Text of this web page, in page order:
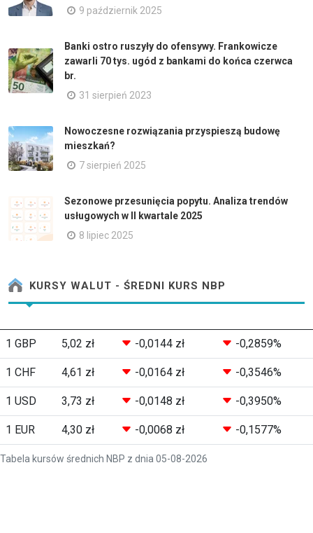
9 październik 2025
Banki ostro ruszyły do ofensywy. Frankowicze
zawarli 70 tys. ugód z bankami do końca czerwca
br.
31 sierpień 2023
Nowoczesne rozwiązania przyspieszą budowę
mieszkań?
7 sierpień 2025
Sezonowe przesunięcia popytu. Analiza trendów
usługowych w II kwartale 2025
8 lipiec 2025
KURSY WALUT - ŚREDNI KURS NBP
Tabela kursów średnich NBP z dnia 05-08-2026
1 GBP 5,02 zł -0,0144 zł -0,2859%
1 CHF 4,61 zł -0,0164 zł -0,3546%
1 USD 3,73 zł -0,0148 zł -0,3950%
1 EUR 4,30 zł -0,0068 zł -0,1577%